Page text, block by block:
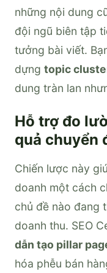
những nội dung
đội ngũ biên tập
tưởng bài viết.
dựng topic
dung tràn lan
Hỗ trợ đo
quả chuyển
Chiến lược này
doanh một cách
chủ đề nào đang
doanh thu. SEO
dẫn tạo pillar
hóa phễu bán